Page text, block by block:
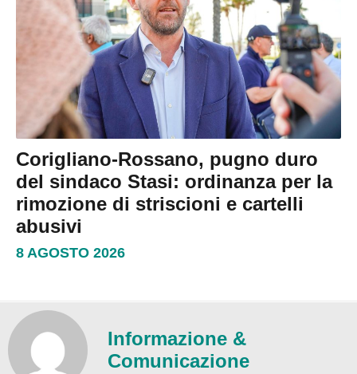
Corigliano-Rossano, pugno duro
del sindaco Stasi: ordinanza per la
rimozione di striscioni e cartelli
abusivi
8 AGOSTO 2026
Informazione &
Comunicazione